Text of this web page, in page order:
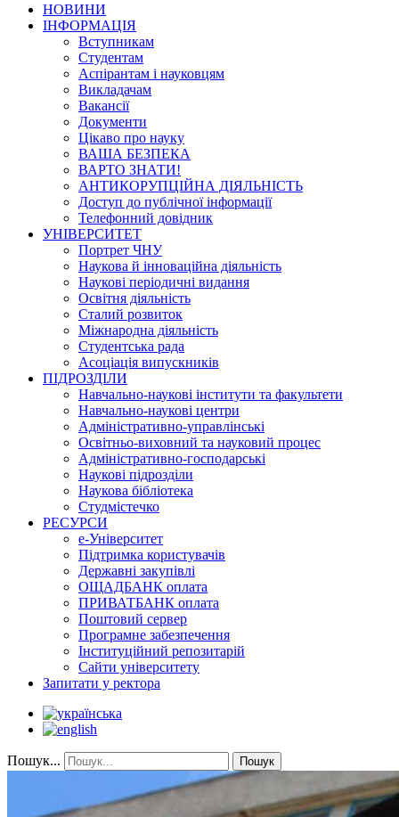
НОВИНИ
ІНФОРМАЦІЯ
Вступникам
Студентам
Аспірантам і науковцям
Викладачам
Вакансії
Документи
Цікаво про науку
ВАША БЕЗПЕКА
ВАРТО ЗНАТИ!
АНТИКОРУПЦІЙНА ДІЯЛЬНІСТЬ
Доступ до публічної інформації
Телефонний довідник
УНІВЕРСИТЕТ
Портрет ЧНУ
Наукова й інноваційна діяльність
Наукові періодичні видання
Освітня діяльність
Сталий розвиток
Міжнародна діяльність
Студентська рада
Асоціація випускників
ПІДРОЗДІЛИ
Навчально-наукові інститути та факультети
Навчально-наукові центри
Адміністративно-управлінські
Освітньо-виховний та науковий процес
Адміністративно-господарські
Наукові підрозділи
Наукова бібліотека
Студмістечко
РЕСУРСИ
е-Університет
Підтримка користувачів
Державні закупівлі
ОЩАДБАНК оплата
ПРИВАТБАНК оплата
Поштовий сервер
Програмне забезпечення
Інституційний репозитарій
Сайти університету
Запитати у ректора
Пошук... Пошук